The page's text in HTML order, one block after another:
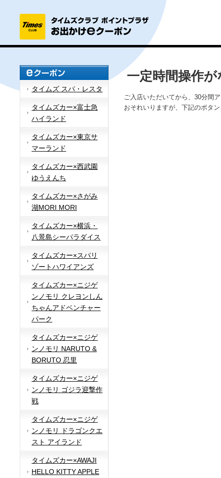
タイムズ スパ・レスタ
タイムズカー×富士急
ハイランド
タイムズカー×東京サ
マーランド
タイムズカー×西武園
ゆうえんち
タイムズカー×さがみ
湖MORI MORI
タイムズカー×横浜・
八景島シーパラダイス
タイムズカー×スパリ
ゾートハワイアンズ
タイムズカー×ニジゲ
ンノモリ クレヨンしん
ちゃんアドベンチャー
パーク
タイムズカー×ニジゲ
ンノモリ NARUTO &
BORUTO 忍里
タイムズカー×ニジゲ
ンノモリ ゴジラ迎撃作
戦
タイムズカー×ニジゲ
ンノモリ ドラゴンクエ
スト アイランド
タイムズカー×AWAJI
HELLO KITTY APPLE
一定時間操作
ご入店いただいてから、30分間
おそれいりますが、下記のボタ